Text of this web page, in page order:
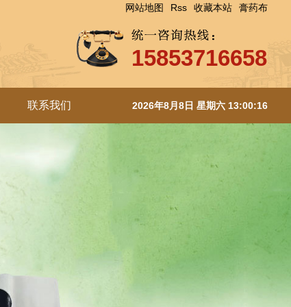
网站地图 Rss 收藏本站 膏药布
15853716658
联系我们 2026年8月8日 星期六 13:00:17